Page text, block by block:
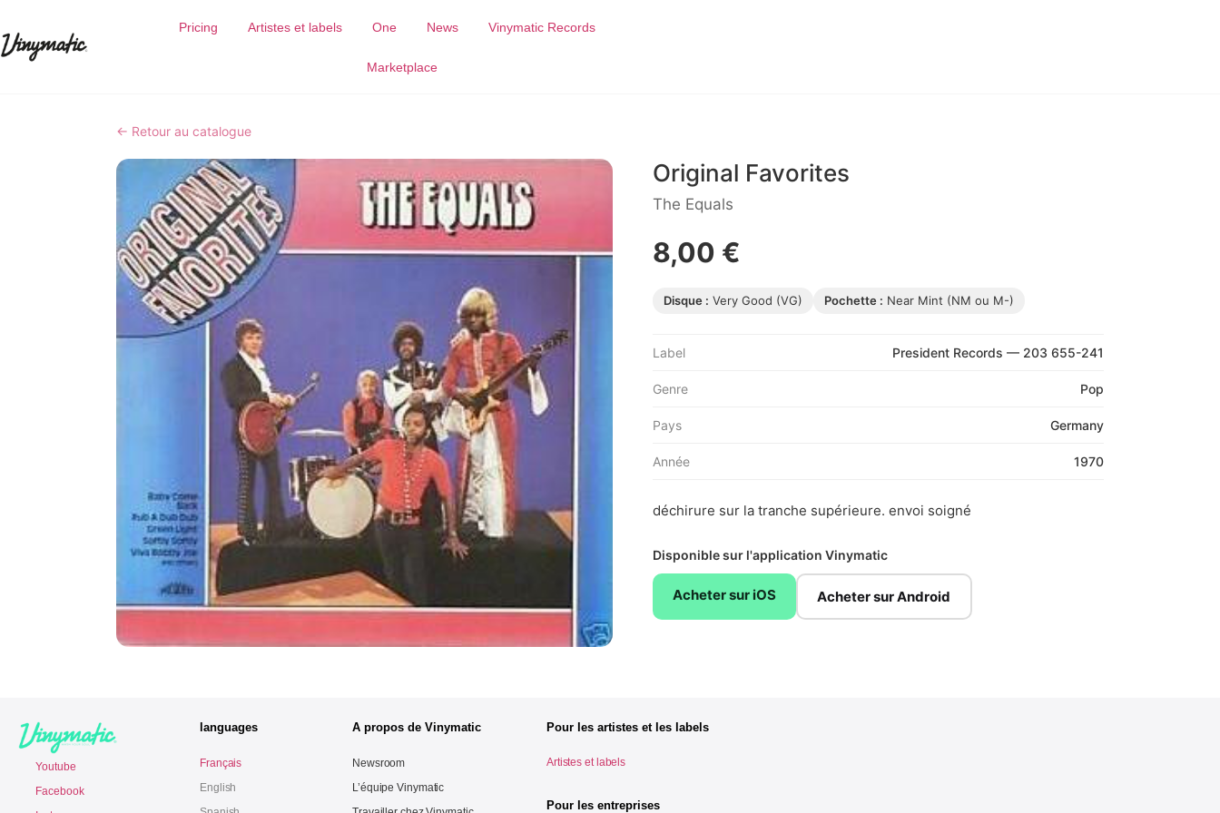
Pricing Artistes et labels One News Vinymatic Records
Marketplace
← Retour au catalogue
Original Favorites
The Equals
8,00 €
Disque : Very Good (VG) Pochette : Near Mint (NM ou M-)
Label President Records — 203 655-241
Genre Pop
Pays Germany
Année 1970
déchirure sur la tranche supérieure. envoi soigné
Disponible sur l'application Vinymatic
Acheter sur iOS Acheter sur Android
Youtube
Facebook
languages
Français
English
A propos de Vinymatic
Newsroom
L’équipe Vinymatic
Pour les artistes et les labels
Artistes et labels
Pour les entreprises